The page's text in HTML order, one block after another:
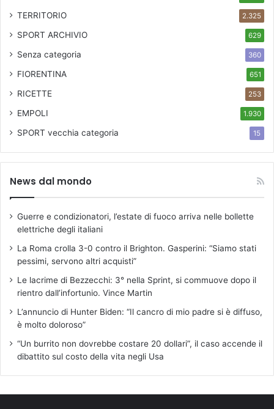
TERRITORIO 2.325
SPORT ARCHIVIO 629
Senza categoria 360
FIORENTINA 651
RICETTE 253
EMPOLI 1.930
SPORT vecchia categoria 15
News dal mondo
Guerre e condizionatori, l’estate di fuoco arriva nelle bollette
elettriche degli italiani
La Roma crolla 3-0 contro il Brighton. Gasperini: “Siamo stati
pessimi, servono altri acquisti”
Le lacrime di Bezzecchi: 3° nella Sprint, si commuove dopo il
rientro dall’infortunio. Vince Martin
L’annuncio di Hunter Biden: “Il cancro di mio padre si è diffuso,
è molto doloroso”
“Un burrito non dovrebbe costare 20 dollari”, il caso accende il
dibattito sul costo della vita negli Usa